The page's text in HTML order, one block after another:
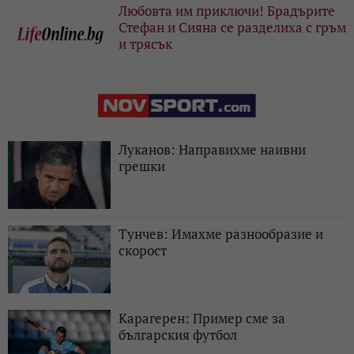
Любовта им приключи! Брадърите
Стефан и Сияна се разделиха с гръм
и трясък
Луканов: Направихме наивни
грешки
Тунчев: Имахме разнообразие и
скорост
Карагерен: Пример сме за
българския футбол